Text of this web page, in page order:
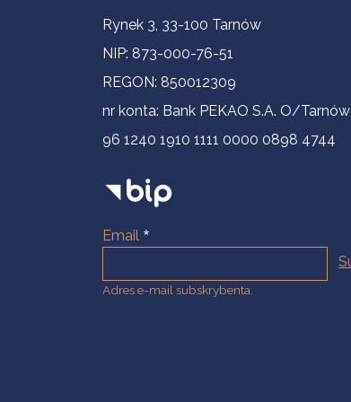
Informacje kontaktowe
Rynek 3, 33-100 Tarnów
NIP: 873-000-76-51
REGON: 850012309
nr konta: Bank PEKAO S.A. O/Tarnów
96 1240 1910 1111 0000 0898 4744
Email
Adres e-mail subskrybenta.